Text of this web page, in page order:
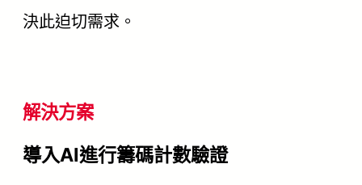
決此迫切需求。
解決方案
導入AI進行籌碼計數驗證